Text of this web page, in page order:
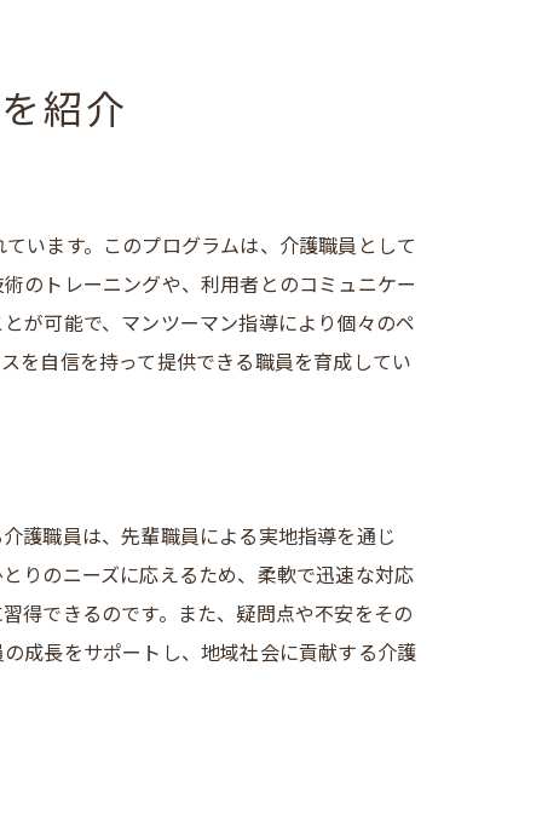
紹介
います。このプログラムは、介護職員として
のトレーニングや、利用者とのコミュニケー
が可能で、マンツーマン指導により個々のペ
を自信を持って提供できる職員を育成してい
護職員は、先輩職員による実地指導を通じ
りのニーズに応えるため、柔軟で迅速な対応
得できるのです。また、疑問点や不安をその
成長をサポートし、地域社会に貢献する介護